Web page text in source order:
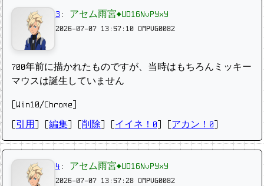
3 : アセム雨宮◆UD16NvPYxY
2026-07-07 13:57:10 OMPVG0082
700年前に描かれたものですが、当時はもちろんミッキー
マウスは誕生していません
[Win10/Chrome]
[引用 ] [編集] [削除] [イイネ！0] [アカン！0]
4 : アセム雨宮◆UD16NvPYxY
2026-07-07 13:57:28 OMPVG0082